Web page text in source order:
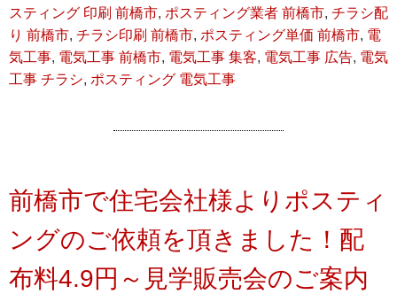
スティング 印刷 前橋市, ポスティング業者 前橋市, チラシ配
り 前橋市, チラシ印刷 前橋市, ポスティング単価 前橋市, 電
気工事, 電気工事 前橋市, 電気工事 集客, 電気工事 広告, 電気
工事 チラシ, ポスティング 電気工事
前橋市で住宅会社様よりポスティ
ングのご依頼を頂きました！配
布料4.9円～見学販売会のご案内